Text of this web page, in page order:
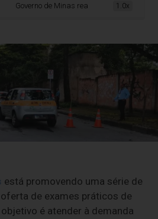
Governo de Minas realiza mutirões de
1.0x
está promovendo uma série de
de exames práticos de
é atender à demanda